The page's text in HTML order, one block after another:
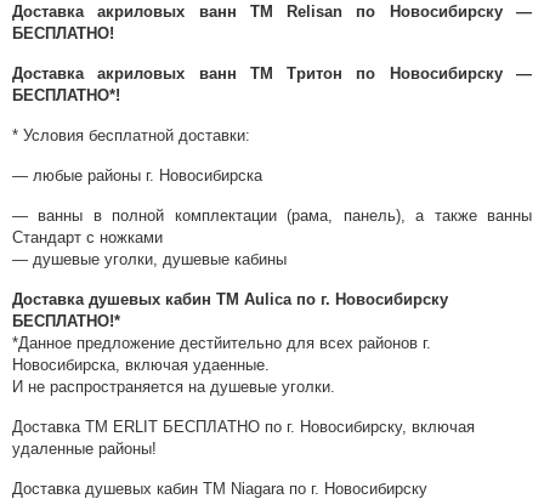
Доставка акриловых ванн ТМ Relisan по Новосибирску —
БЕСПЛАТНО!
Доставка акриловых ванн ТМ Тритон по Новосибирску —
БЕСПЛАТНО*!
* Условия бесплатной доставки:
— любые районы г. Новосибирска
— ванны в полной комплектации (рама, панель), а также ванны
Стандарт с ножками
— душевые уголки, душевые кабины
Доставка душевых кабин ТМ Aulica по г. Новосибирску
БЕСПЛАТНО!*
*Данное предложение дестйительно для всех районов г.
Новосибирска, включая удаенные.
И не распространяется на душевые уголки.
Доставка ТМ ERLIT БЕСПЛАТНО по г. Новосибирску, включая
удаленные районы!
Доставка душевых кабин ТМ Niagara по г. Новосибирску